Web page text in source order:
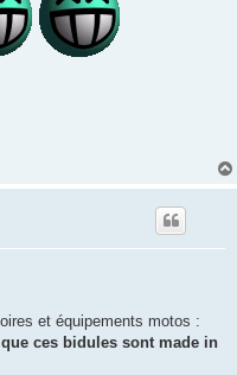
et équipements motos :
ces bidules sont made in